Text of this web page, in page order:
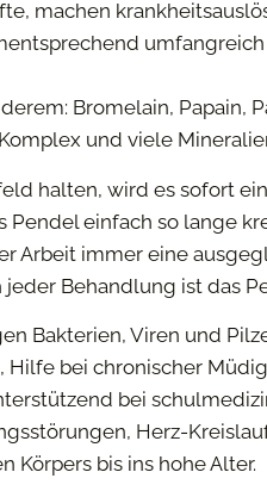
machen
Bromelain, Papain,
und viele
halten, wird es sofort
Pendel einfach so lange
Arbeit immer eine
Behandlung ist das
Bakterien, Viren und
bei chronischer
bei
Herz-
Körpers bis ins hohe Alter.